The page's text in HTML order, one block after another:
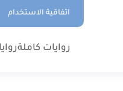
اتفاقية الاستخدام
روايات كاملة